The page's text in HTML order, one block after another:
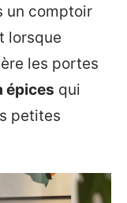
un comptoir
lorsque
les portes
épices qui
petites